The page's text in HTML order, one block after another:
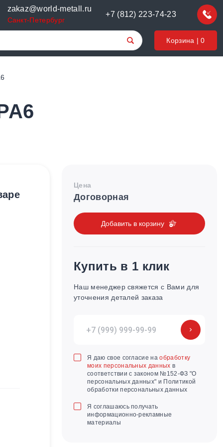
zakaz@world-metall.ru
Санкт-Петербург
+7 (812) 223-74-23
Корзина |0
Цена
Договорная
Добавить в корзину
Купить в 1 клик
Наш менеджер свяжется с Вами для
уточнения деталей заказа
Я даю свое согласие наобработку
моих персональных данных в
соответствии с законом №152-ФЗ "О
персональных данных" и Политикой
обработки персональных данных
Я соглашаюсь получать
информационно-рекламные
материалы